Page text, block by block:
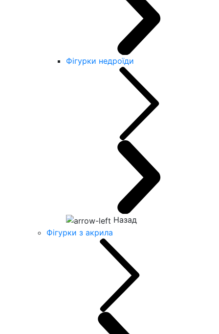
Фігурки недроїди
Назад
Фігурки з акрила